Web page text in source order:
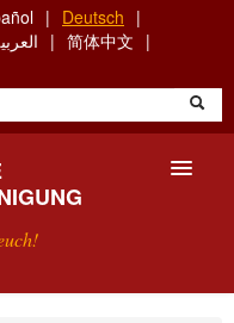
Deutsch
简体中文